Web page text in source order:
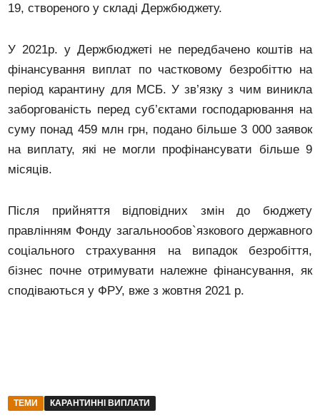
19, створеного у складі Держбюджету.
У 2021р. у Держбюджеті не передбачено коштів на
фінансування виплат по частковому безробіттю на
період карантину для МСБ. У зв’язку з чим виникла
заборгованість перед суб’єктами господарювання на
суму понад 459 млн грн, подано більше 3 000 заявок
на виплату, які не могли профінансувати більше 9
місяців.
Після прийняття відповідних змін до бюджету
правлінням Фонду загальнообов`язкового державного
соціального страхування на випадок безробіття,
бізнес почне отримувати належне фінансування, як
сподіваються у ФРУ, вже з жовтня 2021 р.
ТЕМИ КАРАНТИННІ ВИПЛАТИ